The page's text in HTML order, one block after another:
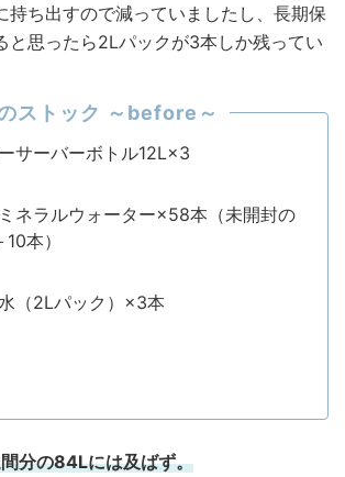
持ち出すので減っていましたし、長期保
と思ったら2Lパックが3本しか残ってい
ストック ～before～
サーバーボトル12L×3
ネラルウォーター×58本（未開封の
本）
（2Lパック）×3本
分の84Lには及ばず。